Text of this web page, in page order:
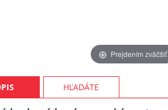
Prejdením zväčšiť
HĽADÁTE